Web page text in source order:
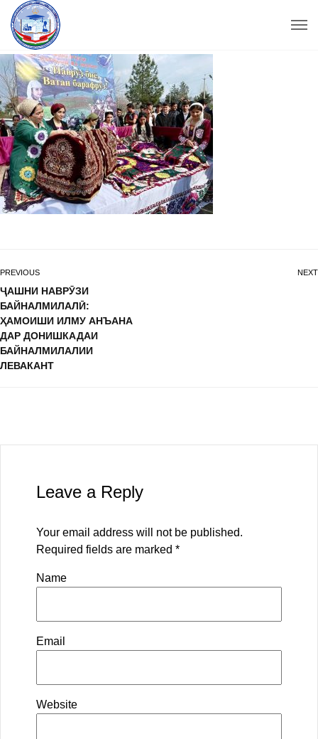
PREVIOUS
ҶАШНИ НАВРӮЗИ
БАЙНАЛМИЛАЛӢ:
ҲАМОИШИ ИЛМУ АНЪАНА
ДАР ДОНИШКАДАИ
БАЙНАЛМИЛАЛИИ
ЛЕВАКАНТ
NEXT
Leave a Reply
Your email address will not be published.
Required fields are marked *
Name
Email
Website